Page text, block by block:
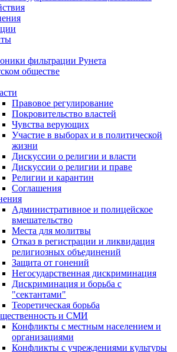
фильтрации Рунета
обществе
Правовое регулирование
Покровительство властей
Чувства верующих
Участие в выборах и в политической
жизни
Дискуссии о религии и власти
Дискуссии о религии и праве
Религии и карантин
Соглашения
Административное и полицейское
вмешательство
Места для молитвы
Отказ в регистрации и ликвидация
религиозных объединений
Защита от гонений
Негосударственная дискриминация
Дискриминация и борьба с
"сектантами"
Теоретическая борьба
и СМИ
Конфликты с местным населением и
организациями
Конфликты с учреждениями культуры